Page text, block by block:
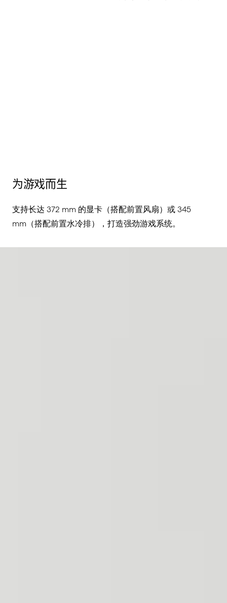
为游戏而生
支持长达 372 mm 的显卡（搭配前置风扇）或345
mm （搭配前置水冷排）， 打造强劲游戏系统。